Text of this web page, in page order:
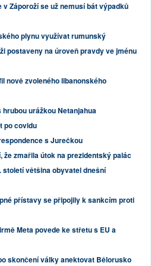
v Záporoží se už nemusí bát výpadků
plynu využívat rumunský
postaveny na úroveň pravdy ve jménu
nově zvoleného libanonského
urážkou Netanjahua
po covidu
s Jurečkou
že zmařila útok na prezidentský palác
století většina obyvatel dnešní
přístavy se připojily k sankcím proti
Meta povede ke střetu s EU a
skončení války anektovat Bělorusko